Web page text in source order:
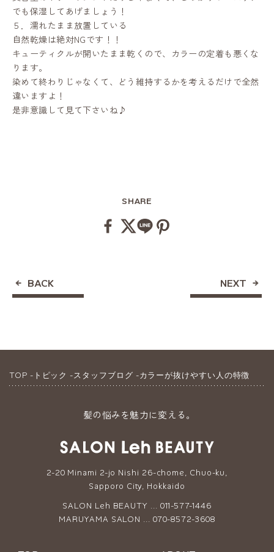
でも保湿してあげましょう！
５．濡れたまま放置している
自然乾燥は絶対NGです！！
キューティクルが開いたまま乾くので、カラーの定着も悪くな
ります。
染めて終わりじゃなくて、どう維持するかを考えるだけで全然
違いますよ！
是非意識して見て下さいね♪
SHARE
BACK NEXT
TOP トピック スタッフブログ カラーが抜けやすい人の特徴
髪の悩みを魅力に変える。
2-20 Minami 2-jo Nishi 26-chome, Chuo-ku,
Sapporo City, Hokkaido
SALON Leh BEAUTY ... 011-577-1446
MARUYAMA SALON ... 070-8572-3608